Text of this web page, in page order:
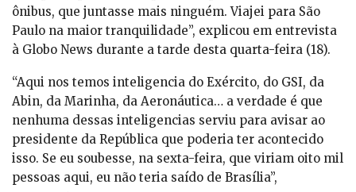
ônibus, que juntasse mais ninguém. Viajei para São
Paulo na maior tranquilidade”, explicou em entrevista
à Globo News durante a tarde desta quarta-feira (18).
“Aqui nos temos inteligencia do Exército, do GSI, da
Abin, da Marinha, da Aeronáutica… a verdade é que
nenhuma dessas inteligencias serviu para avisar ao
presidente da República que poderia ter acontecido
isso. Se eu soubesse, na sexta-feira, que viriam oito mil
pessoas aqui, eu não teria saído de Brasília”,